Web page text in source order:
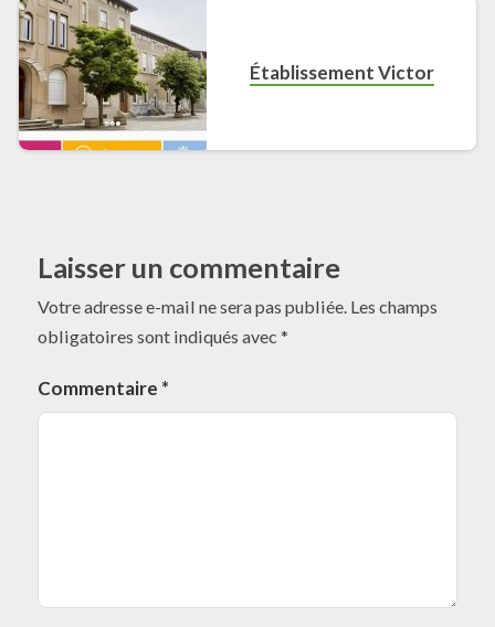
Établissement Victor
Laisser un commentaire
Votre adresse e-mail ne sera pas publiée. Les champs
obligatoires sont indiqués avec *
Commentaire *